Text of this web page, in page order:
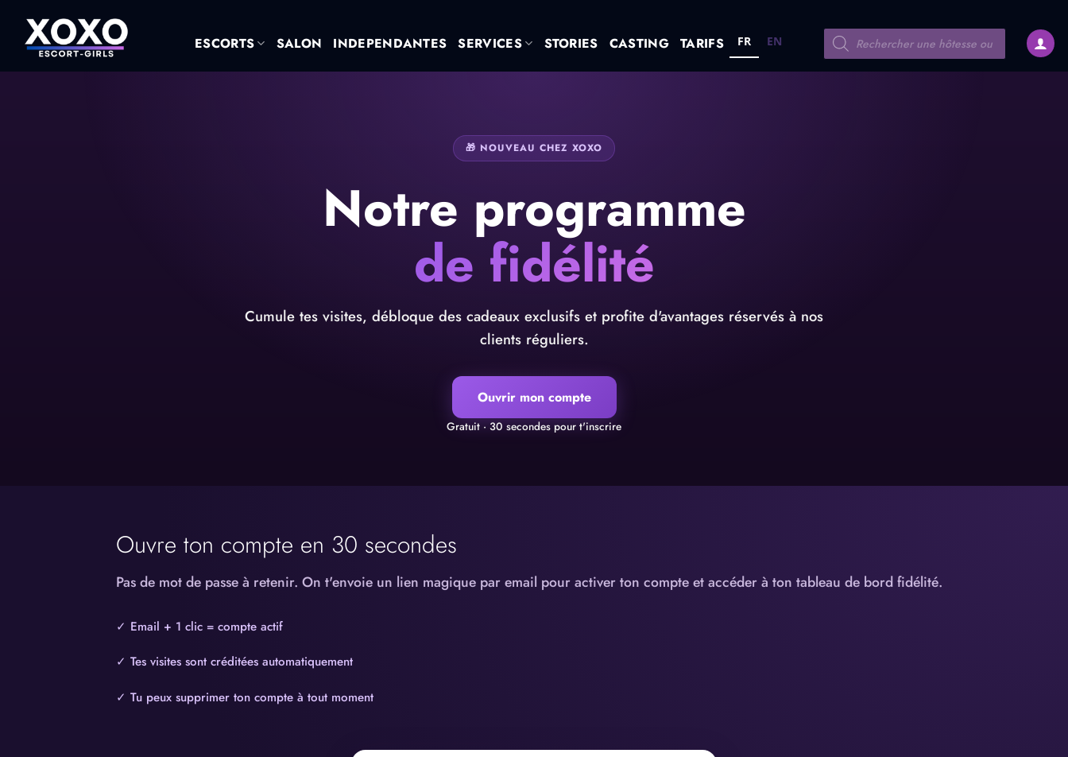
contenu
ESCORTS SALON INDEPENDANTES SERVICES STORIES CASTING TARIFS FR EN
Recherche
de
produits
🎁 NOUVEAU CHEZ XOXO
Notre programme
de fidélité
Cumule tes visites, débloque des cadeaux exclusifs et profite d'avantages réservés à nos
clients réguliers.
Ouvrir mon compte
Gratuit · 30 secondes pour t'inscrire
Ouvre ton compte en 30 secondes
Pas de mot de passe à retenir. On t'envoie un lien magique par email pour activer ton compte et accéder à ton tableau de bord fidélité.
✓ Email + 1 clic = compte actif
✓ Tes visites sont créditées automatiquement
✓ Tu peux supprimer ton compte à tout moment